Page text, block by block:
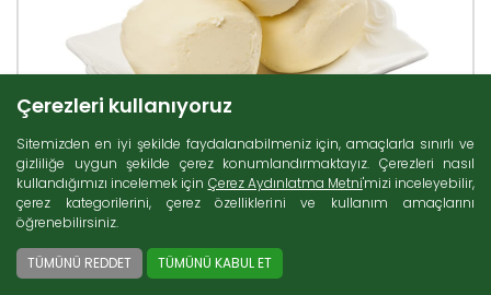
Çerezleri kullanıyoruz
Sitemizden en iyi şekilde faydalanabilmeniz için, amaçlarla sınırlı ve
gizliliğe uygun şekilde çerez konumlandırmaktayız. Çerezleri nasıl
kullandığımızı incelemek için Çerez Aydınlatma Metni'mizi inceleyebilir,
çerez kategorilerini, çerez özelliklerini ve kullanım amaçlarını
öğrenebilirsiniz.
TÜMÜNÜ REDDET TÜMÜNÜ KABUL ET